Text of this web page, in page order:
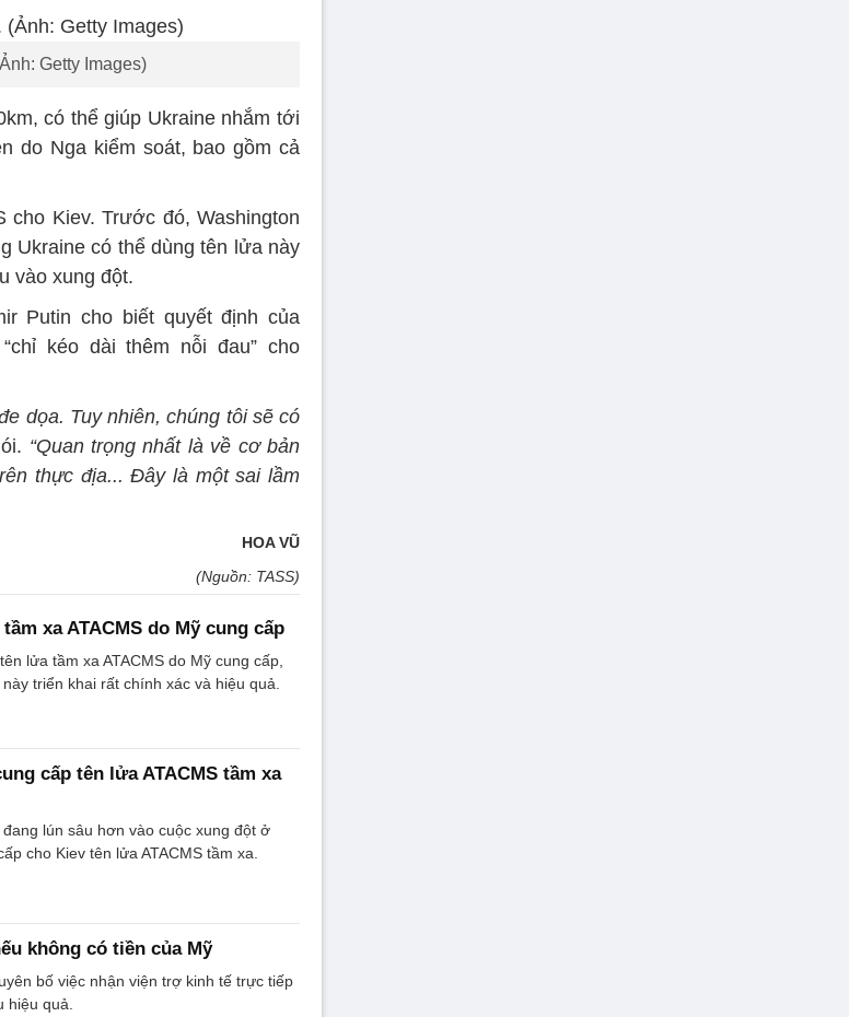
Getty Images)
có thể giúp Ukraine nhắm tới
do Nga kiểm soát, bao gồm cả
cho Kiev. Trước đó, Washington
Ukraine có thể dùng tên lửa này
vào xung đột.
Putin cho biết quyết định của
kéo dài thêm nỗi đau” cho
dọa. Tuy nhiên, chúng tôi sẽ có
“Quan trọng nhất là về cơ bản
thực địa... Đây là một sai lầm
HOA VŨ
(Nguồn: TASS)
xa ATACMS do Mỹ cung cấp
lửa tầm xa ATACMS do Mỹ cung cấp,
triển khai rất chính xác và hiệu quả.
cấp tên lửa ATACMS tầm xa
lún sâu hơn vào cuộc xung đột ở
cho Kiev tên lửa ATACMS tầm xa.
không có tiền của Mỹ
bố việc nhận viện trợ kinh tế trực tiếp
hiệu quả.